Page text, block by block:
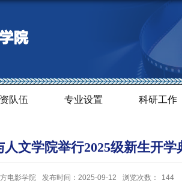
队伍 专业设置 科研工作
人文学院举行2025级新生开学
电影学院 发布时间：2025-09-12 浏览次数： 144